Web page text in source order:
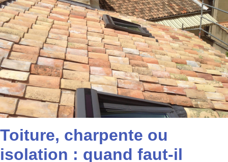
Toiture, charpente ou
isolation : quand faut-il